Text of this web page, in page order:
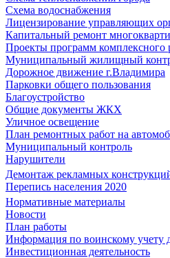
Схема водоснабжения
Лицензирование управляющих
Капитальный ремонт
Проекты программ комплексного
Муниципальный жилищный
Дорожное движение г.Владимира
Парковки общего пользования
Благоустройство
Общие документы ЖКХ
Уличное освещение
План ремонтных работ на
Муниципальный контроль
Нарушители
Демонтаж рекламных
Перепись населения 2020
Нормативные материалы
Новости
План работы
Информация по воинскому учету
Инвестиционная деятельность